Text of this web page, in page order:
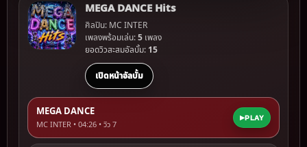
MEGA DANCE Hits
ศิลปิน: MC INTER
เพลงพร้อมเล่น:5 เพลง
ยอดวิวสะสมอัลบั้ม: 15
เปิดหน้าอัลบั้ม
MEGA DANCE
MC INTER • 04:26 • วิว 7
PLAY